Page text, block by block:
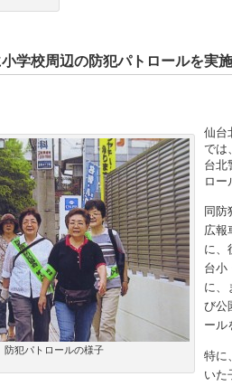
学校周辺の防犯パトロールを実
防犯パトロールの様子
仙台
では
台北
ロー
同防
広報
に、
台小
に、
び公
ール
特に
いた